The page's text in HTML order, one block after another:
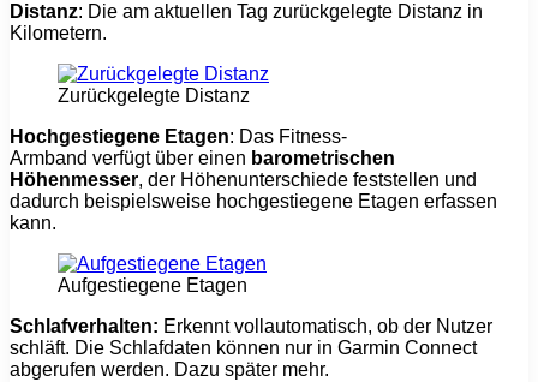
Distanz: Die am aktuellen Tag zurückgelegte Distanz in
Kilometern.
Zurückgelegte Distanz
Hochgestiegene Etagen: Das Fitness-
Armband verfügt über einen barometrischen
Höhenmesser, der Höhenunterschiede feststellen und
dadurch beispielsweise hochgestiegene Etagen erfassen
kann.
Aufgestiegene Etagen
Schlafverhalten: Erkennt vollautomatisch, ob der Nutzer
schläft. Die Schlafdaten können nur in Garmin Connect
abgerufen werden. Dazu später mehr.